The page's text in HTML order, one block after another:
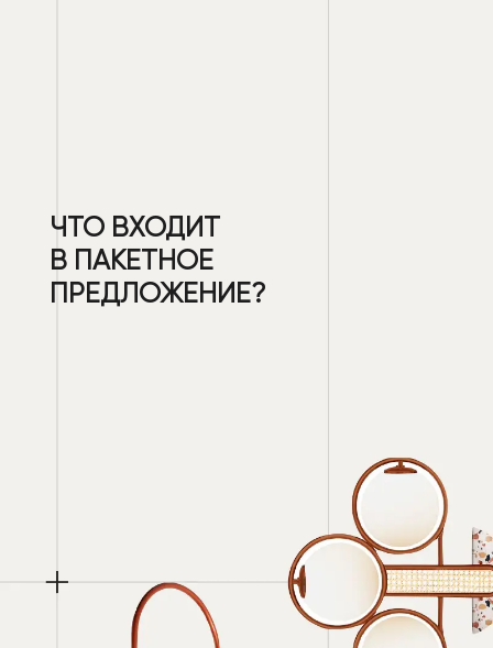
ЧТО ВХОДИТ
В ПАКЕТНОЕ
ПРЕДЛОЖЕНИЕ?